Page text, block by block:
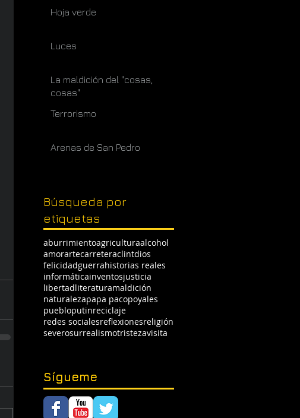
Hoja verde
Luces
La maldición del "cosas,
cosas"
Terrorismo
Arenas de San Pedro
Búsqueda por
etiquetas
aburrimientoagriculturaalcohol
amorartecarreteraclintdios
felicidadguerrahistorias reales
informáticainventosjusticia
libertadliteraturamaldición
naturalezapapa pacopoyales
puebloputinreciclaje
redes socialesreflexionesreligión
severosurrealismotristezavisita
Sígueme